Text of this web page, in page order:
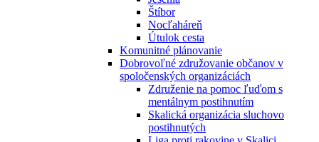
Štíbor
Nocľaháreň
Útulok cesta
Komunitné plánovanie
Dobrovoľné združovanie občanov v
spoločenských organizáciách
Združenie na pomoc ľuďom s
mentálnym postihnutím
Skalická organizácia sluchovo
postihnutých